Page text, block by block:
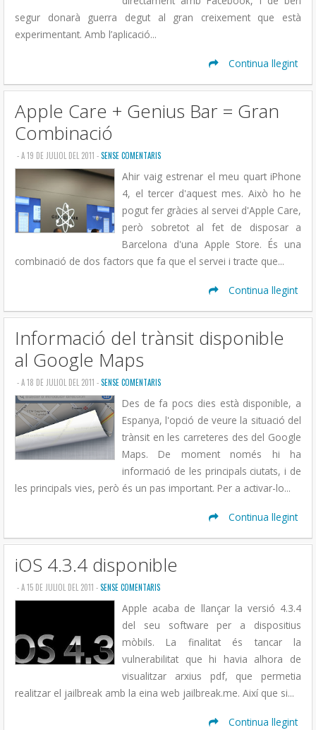
segur donarà guerra degut al gran creixement que està
experimentant. Amb l’aplicació...
Continua llegint
Apple Care + Genius Bar = Gran
Combinació
- A 19 DE JULIOL DEL 2011 -SENSE COMENTARIS
Ahir vaig estrenar el meu quart iPhone
4, el tercer d'aquest mes. Això ho he
pogut fer gràcies al servei d'Apple Care,
però sobretot al fet de disposar a
Barcelona d'una Apple Store. És una
combinació de dos factors que fa que el servei i tracte que...
Continua llegint
Informació del trànsit disponible
al Google Maps
- A 18 DE JULIOL DEL 2011 -SENSE COMENTARIS
Des de fa pocs dies està disponible, a
Espanya, l'opció de veure la situació del
trànsit en les carreteres des del Google
Maps. De moment només hi ha
informació de les principals ciutats, i de
les principals vies, però és un pas important. Per a activar-lo...
Continua llegint
iOS 4.3.4 disponible
- A 15 DE JULIOL DEL 2011 -SENSE COMENTARIS
Apple acaba de llançar la versió 4.3.4
del seu software per a dispositius
mòbils. La finalitat és tancar la
vulnerabilitat que hi havia alhora de
visualitzar arxius pdf, que permetia
realitzar el jailbreak amb la eina web jailbreak.me. Així que si...
Continua llegint